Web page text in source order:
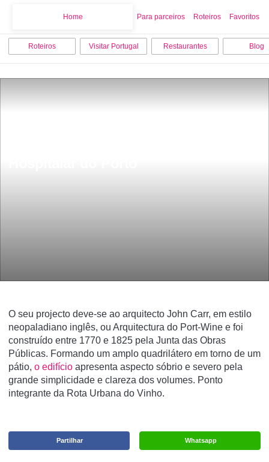
Home Para parceiros Roteiros Favoritos
Roteiros Visitar Portugal Restaurantes Blog
O seu projecto deve-se ao arquitecto John Carr, em estilo
neopaladiano inglês, ou Arquitectura do Port-Wine e foi
construído entre 1770 e 1825 pela Junta das Obras
Públicas. Formando um amplo quadrilátero em torno de um
pátio, o edifício apresenta aspecto sóbrio e severo pela
grande simplicidade e clareza dos volumes. Ponto
integrante da Rota Urbana do Vinho.
Whatsapp
Partilhar